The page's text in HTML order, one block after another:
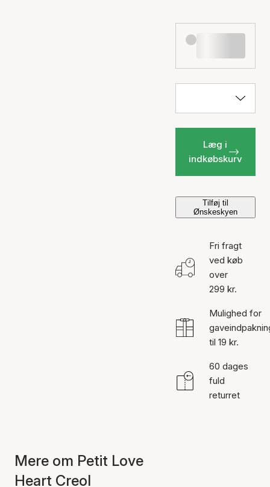
Læg i
indkøbskurv
Tilføj til
Ønskeskyen
Fri fragt
ved køb
over
299 kr.
Mulighed for
til 19 kr.
60 dages
fuld
returret
Mere om Petit Love
Heart Creol